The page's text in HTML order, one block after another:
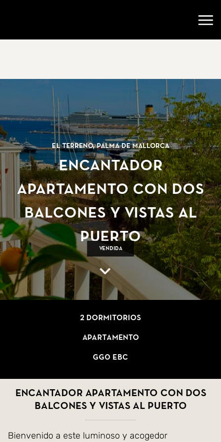
Abrir
El Terreno, Palma de Mallorca
Encantador
Apartamento con Dos
Balcones y Vistas al
Puerto
Vendida
2 dormitorios
Apartamento
GG0 EBC
Encantador Apartamento con Dos
Balcones y Vistas al Puerto
Bienvenido a este luminoso y acogedor